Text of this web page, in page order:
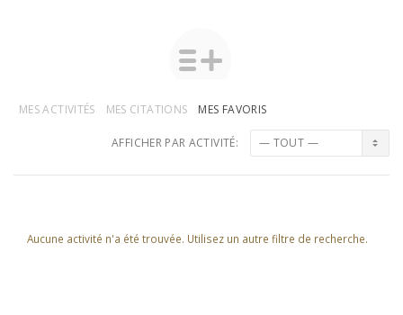
MES ACTIVITÉS MES CITATIONS MES FAVORIS
AFFICHER PAR ACTIVITÉ:
Aucune activité n'a été trouvée. Utilisez un autre filtre de recherche.